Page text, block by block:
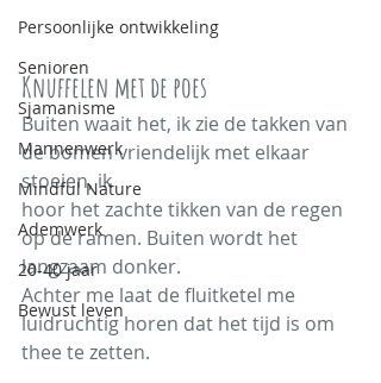
Persoonlijke ontwikkeling
Senioren
Sjamanisme
Mannenwerk
Mindful Nature
Ademwerk
20-40 jaar
Bewust leven
Knuffelen met de poes
Buiten waait het, ik zie de takken van
de bomen vriendelijk met elkaar
stoeien, ik
hoor het zachte tikken van de regen
op de ramen. Buiten wordt het
langzaam donker.
Achter me laat de fluitketel me
luidruchtig horen dat het tijd is om
thee te zetten.